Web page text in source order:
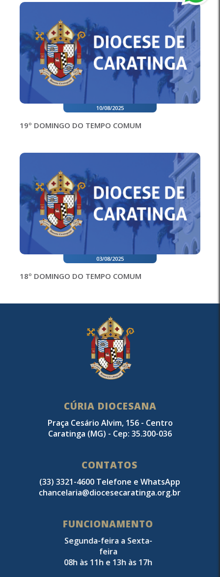
10/08/2025
19º DOMINGO DO TEMPO COMUM
03/08/2025
18º DOMINGO DO TEMPO COMUM
CÚRIA DIOCESANA
Praça Cesário Alvim, 156 - Centro
Caratinga (MG) - Cep: 35.300-036
CONTATOS
(33) 3321-4600 Telefone e WhatsApp
chancelaria@diocesecaratinga.org.br
FUNCIONAMENTO
Segunda-feira a Sexta-
feira
08h às 11h e 13h às 17h